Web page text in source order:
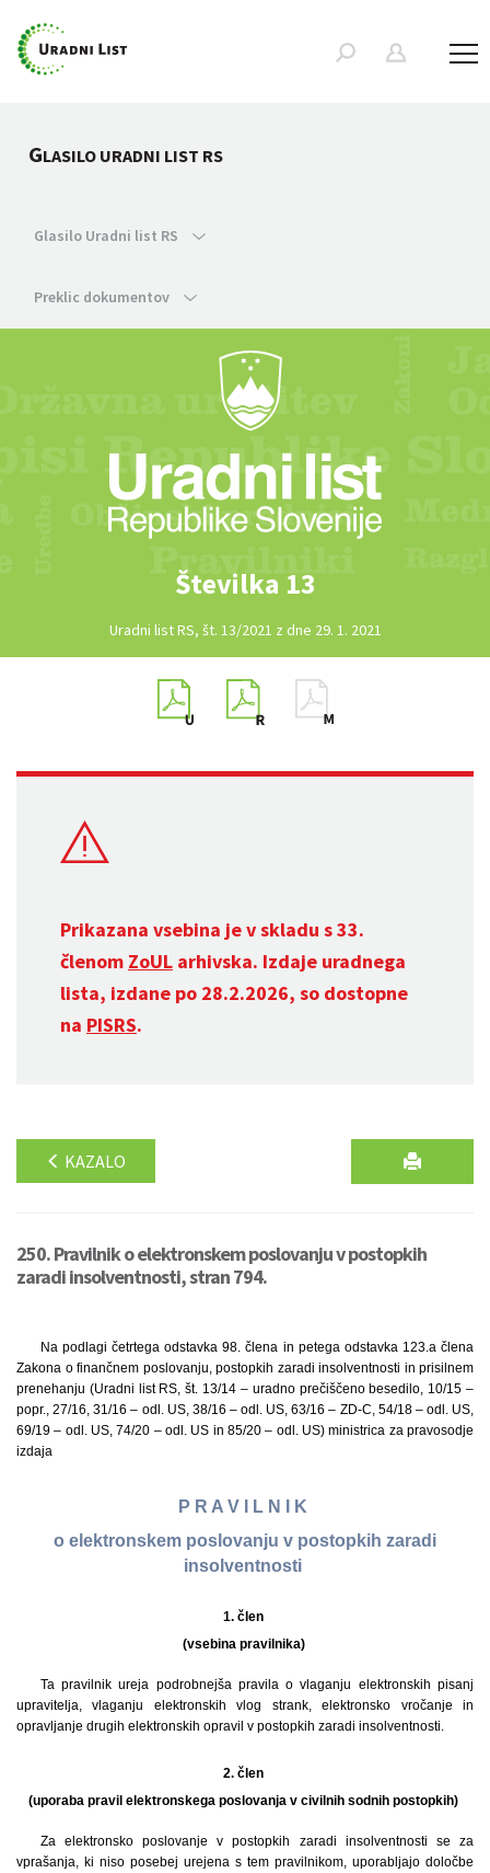
GLASILO URADNI LIST RS
Glasilo Uradni list RS
Preklic dokumentov
Številka 13
Uradni list RS, št. 13/2021 z dne 29. 1. 2021
Prikazana vsebina je v skladu s 33.
členom ZoUL arhivska. Izdaje uradnega
lista, izdane po 28.2.2026, so dostopne
na PISRS.
KAZALO
250. Pravilnik o elektronskem poslovanju v postopkih
zaradi insolventnosti, stran 794.
Na podlagi četrtega odstavka 98. člena in petega odstavka 123.a člena
Zakona o finančnem poslovanju, postopkih zaradi insolventnosti in prisilnem
prenehanju (Uradni list RS, št. 13/14 – uradno prečiščeno besedilo, 10/15 –
popr., 27/16, 31/16 – odl. US, 38/16 – odl. US, 63/16 – ZD-C, 54/18 – odl. US,
69/19 – odl. US, 74/20 – odl. US in 85/20 – odl. US) ministrica za pravosodje
izdaja
P R A V I L N I K
o elektronskem poslovanju v postopkih zaradi
insolventnosti
1. člen
(vsebina pravilnika)
Ta pravilnik ureja podrobnejša pravila o vlaganju elektronskih pisanj
upravitelja, vlaganju elektronskih vlog strank, elektronsko vročanje in
opravljanje drugih elektronskih opravil v postopkih zaradi insolventnosti.
2. člen
(uporaba pravil elektronskega poslovanja v civilnih sodnih postopkih)
Za elektronsko poslovanje v postopkih zaradi insolventnosti se za
vprašanja, ki niso posebej urejena s tem pravilnikom, uporabljajo določbe